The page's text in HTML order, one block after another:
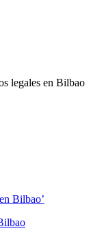
legales en Bilbao
Bilbao’